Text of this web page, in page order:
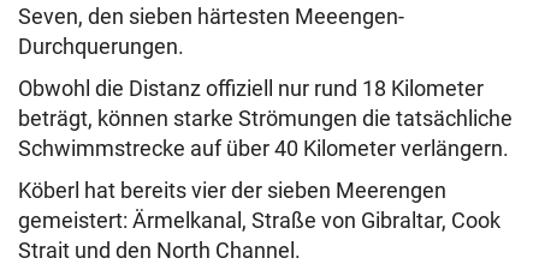
Seven, den sieben härtesten Meeengen-
Durchquerungen.
Obwohl die Distanz offiziell nur rund 18 Kilometer
beträgt, können starke Strömungen die tatsächliche
Schwimmstrecke auf über 40 Kilometer verlängern.
Köberl hat bereits vier der sieben Meerengen
gemeistert: Ärmelkanal, Straße von Gibraltar, Cook
Strait und den North Channel.